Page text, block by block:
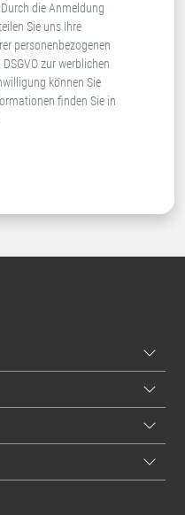
die Anmeldung
Sie uns Ihre
personenbezogenen
zur werblichen
können Sie
finden Sie in